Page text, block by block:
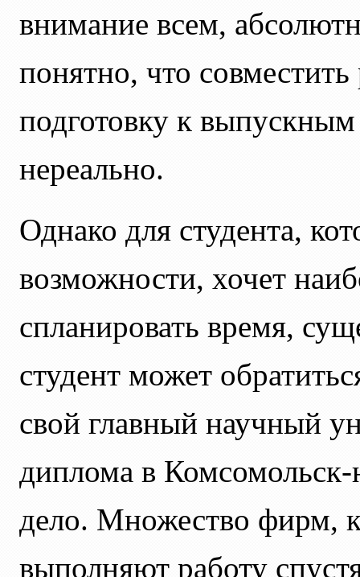
внимание всем,
понятно, что
подготовку к
нереально.
Однако для студента,
возможности, хочет
спланировать время,
студент может
свой главный научный
диплома в
дело. Множество фирм,
выполняют работу